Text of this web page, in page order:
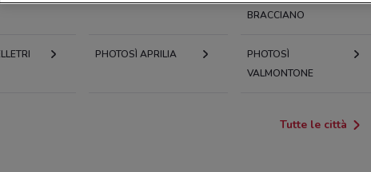
BRACCIANO
PHOTOSÌ APRILIA
PHOTOSÌ
VALMONTONE
Tutte le città